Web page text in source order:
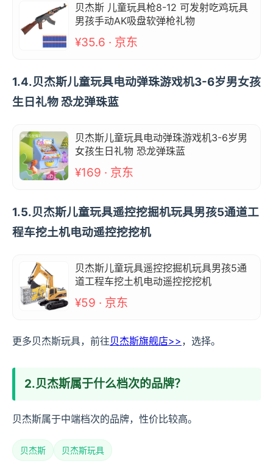
贝杰斯 儿童玩具枪8-12 可发射吃鸡玩具
男孩手动AK吸盘软弹枪礼物
¥35.6 · 京东
1.4.贝杰斯儿童玩具电动弹珠游戏机3-6岁男女孩
生日礼物 恐龙弹珠蓝
贝杰斯儿童玩具电动弹珠游戏机3-6岁男
女孩生日礼物 恐龙弹珠蓝
¥169 · 京东
1.5.贝杰斯儿童玩具遥控挖掘机玩具男孩5通道工
程车挖土机电动遥控挖挖机
贝杰斯儿童玩具遥控挖掘机玩具男孩5通
道工程车挖土机电动遥控挖挖机
¥59 · 京东
更多贝杰斯玩具，前往贝杰斯旗舰店>> ，选择。
2.贝杰斯属于什么档次的品牌？
贝杰斯属于中端档次的品牌，性价比较高。
贝杰斯 贝杰斯玩具